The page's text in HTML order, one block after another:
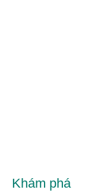
Khám phá